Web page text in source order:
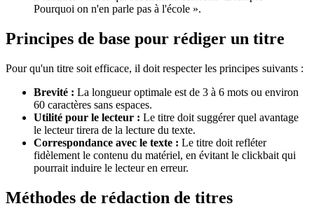
Pourquoi on n'en parle pas à l'école ».
Principes de base pour rédiger un titre
Pour qu'un titre soit efficace, il doit respecter les principes suivants :
Brevité : La longueur optimale est de 3 à 6 mots ou environ
60 caractères sans espaces.
Utilité pour le lecteur : Le titre doit suggérer quel avantage
le lecteur tirera de la lecture du texte.
Correspondance avec le texte : Le titre doit refléter
fidèlement le contenu du matériel, en évitant le clickbait qui
pourrait induire le lecteur en erreur.
Méthodes de rédaction de titres